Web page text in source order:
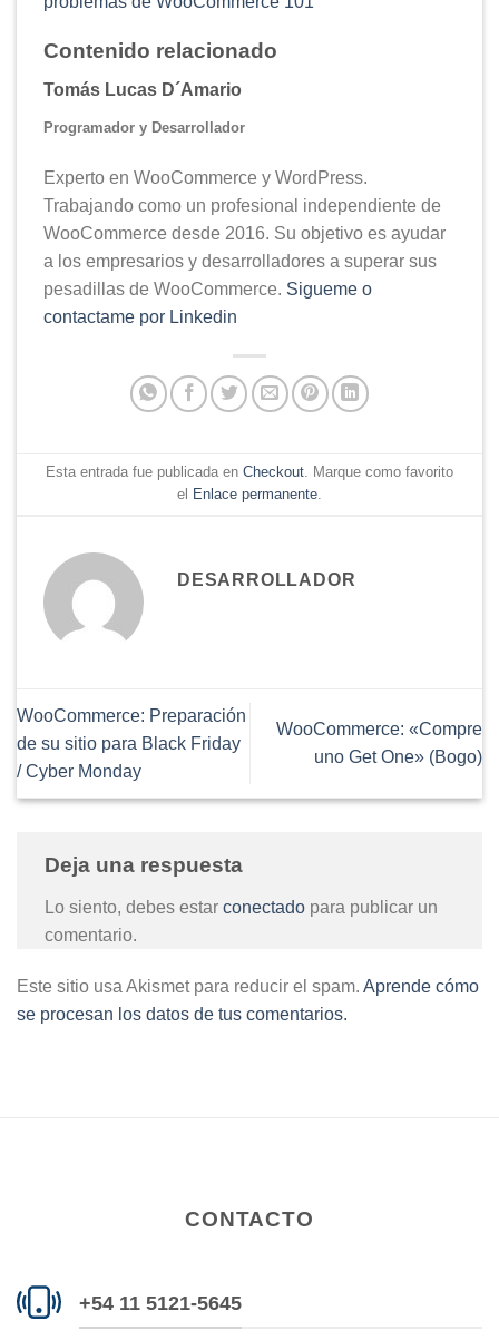
Contenido relacionado
Tomás Lucas D´Amario
Programador y Desarrollador
Experto en WooCommerce y WordPress.
Trabajando como un profesional independiente de
WooCommerce desde 2016. Su objetivo es ayudar
a los empresarios y desarrolladores a superar sus
pesadillas de WooCommerce. Sigueme o
contactame por Linkedin
Esta entrada fue publicada en Checkout. Marque como favorito
el Enlace permanente.
DESARROLLADOR
WooCommerce: Preparación
de su sitio para Black Friday
/ Cyber ​​Monday
WooCommerce: «Compre
uno Get One» (Bogo)
Deja una respuesta
Lo siento, debes estar conectado para publicar un
comentario.
Este sitio usa Akismet para reducir el spam. Aprende cómo
se procesan los datos de tus comentarios.
CONTACTO
+54 11 5121-5645